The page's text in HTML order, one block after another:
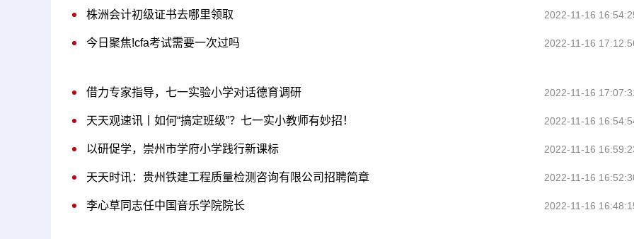
株洲会计初级证书去哪里领取 2022-11-16
今日聚焦!cfa考试需要一次过吗 2022-11-16
借力专家指导，七一实验小学对话德育调研 2022-11-16
天天观速讯丨如何“搞定班级”？七一实小教师有妙招！ 2022-11-16
以研促学，崇州市学府小学践行新课标 2022-11-16
天天时讯：贵州铁建工程质量检测咨询有限公司招聘简章 2022-11-16
李心草同志任中国音乐学院院长 2022-11-16